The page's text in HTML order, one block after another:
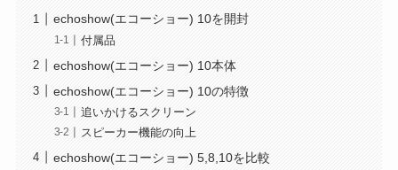
echoshow(エコーショー) 10を開封
付属品
echoshow(エコーショー) 10本体
echoshow(エコーショー) 10の特徴
追いかけるスクリーン
スピーカー機能の向上
echoshow(エコーショー) 5,8,10を比較